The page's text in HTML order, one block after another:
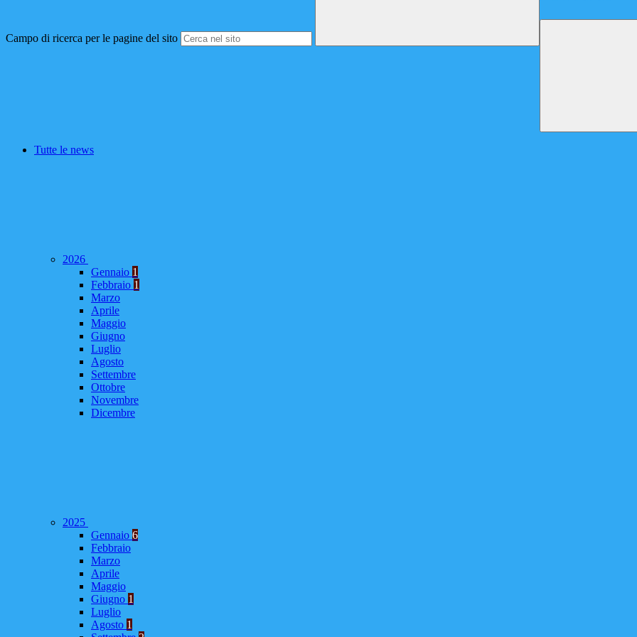
Campo di ricerca per le pagine del sito
Tutte le news
2026
Gennaio 1
Febbraio 1
Marzo
Aprile
Maggio
Giugno
Luglio
Agosto
Settembre
Ottobre
Novembre
Dicembre
2025
Gennaio 6
Febbraio
Marzo
Aprile
Maggio
Giugno 1
Luglio
Agosto 1